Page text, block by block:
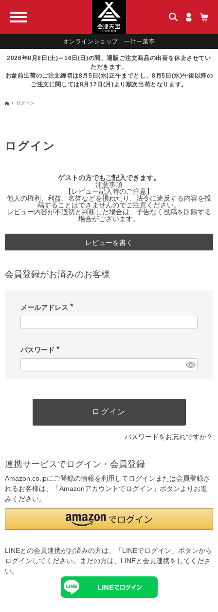
オンラインショップ 一汁一菜亭
2026年8月8日(土)～16日(日)の間、通販ご注文商品の出荷を休止させてい
ただきます。
お盆前出荷のご注文締切は8月5日(水)正午までとし、8月5日(水)午後以降の
ご注文に関しては8月17日(月)より順次出荷となります。
ログイン
ログイン
ゲストの方でもご記入できます。
注意事項
【レビュー記入時のご注意】
他人の権利、利益、名誉などを損ねたり、法令に違反する内容を投
稿することはできませんのでご注意ください。
レビュー内容が不適切と判断した場合は、予告なく投稿を削除する
場合がございます。
レビューを書く
会員登録がお済みのお客様
メールアドレス
(
須
パスワード
(
須
ログイン
パスワードをお忘れですか？
連携サービスでログイン・会員登録
Amazon.co.jpにご登録の情報を利用してログインまたは会員登録さ
れるお客様は、「Amazonアカウントでログイン」ボタンよりお進
みください。
LINEとの会員連携がお済みの方は、「LINEでログイン」ボタンから
ログインしてください。まだの方は、 LINEと会員連携をしてくださ
い。